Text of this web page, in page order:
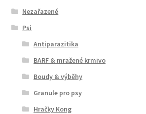
Nezařazené
Psi
Antiparazitika
BARF & mražené krmivo
Boudy & výběhy
Granule pro psy
Hračky Kong